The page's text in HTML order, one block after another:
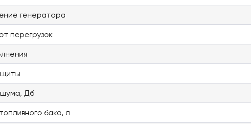
генератора
перегрузок
шума, Дб
бака, л